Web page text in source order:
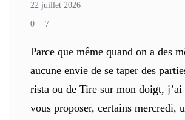
22 juillet 2026
0 7
Parce que même quand on a des
aucune envie de se taper des
rista ou de Tire sur mon doigt, j’ai
vous proposer, certains mercredi,